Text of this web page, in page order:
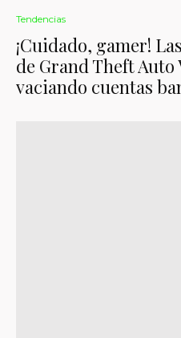
Tendencias
¡Cuidado, gamer!
de Grand Theft Auto
vaciando cuentas